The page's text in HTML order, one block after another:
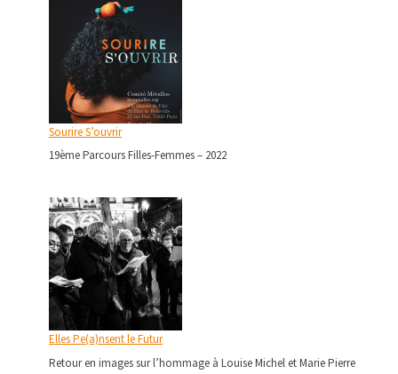
Sourire S’ouvrir
19ème Parcours Filles-Femmes – 2022
Elles Pe(a)nsent le Futur
Retour en images sur l’hommage à Louise Michel et Marie Pierre